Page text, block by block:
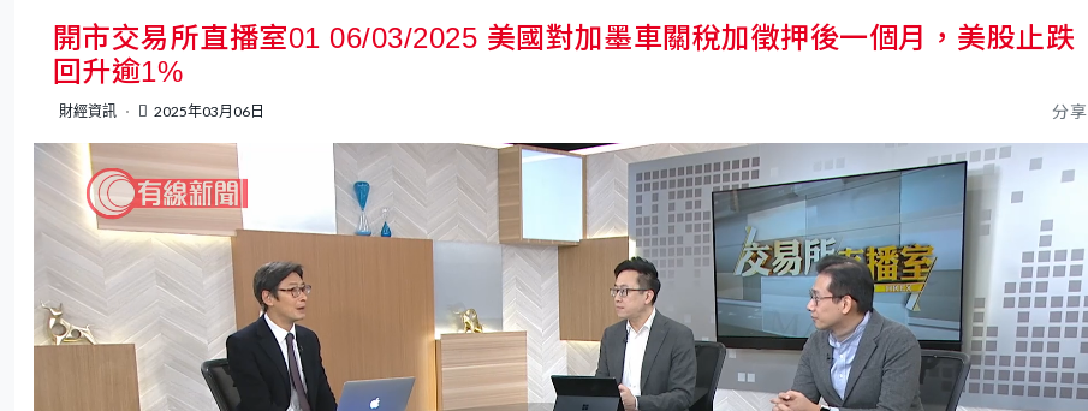
開市交易所直播室01 06/03/2025 美國對加墨車關稅加徵押後一個月，美股止跌
回升逾1%
財經資訊 2025年03月06日 分享